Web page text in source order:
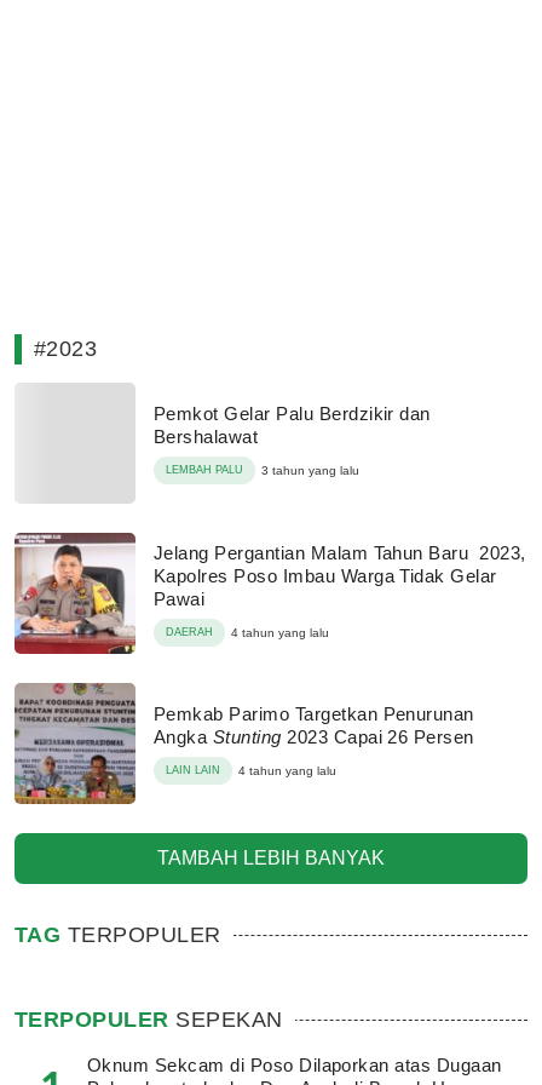
#2023
Pemkot Gelar Palu Berdzikir dan
Bershalawat
LEMBAH PALU 3 tahun yang lalu
Jelang Pergantian Malam Tahun Baru 2023,
Kapolres Poso Imbau Warga Tidak Gelar
Pawai
DAERAH 4 tahun yang lalu
Pemkab Parimo Targetkan Penurunan
Angka Stunting 2023 Capai 26 Persen
LAIN LAIN 4 tahun yang lalu
TAMBAH LEBIH BANYAK
TAG TERPOPULER
TERPOPULER SEPEKAN
Oknum Sekcam di Poso Dilaporkan atas Dugaan